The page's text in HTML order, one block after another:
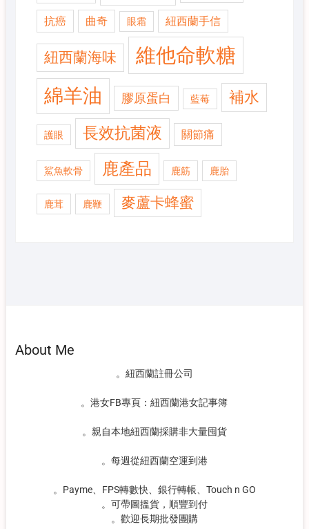
抗癌 曲奇 眼霜 紐西蘭手信
紐西蘭海味 維他命軟糖
綿羊油 膠原蛋白 藍莓 補水
護眼 長效抗菌液 關節痛
鯊魚軟骨 鹿產品 鹿筋 鹿胎
鹿茸 鹿鞭 麥蘆卡蜂蜜
About Me
。紐西蘭註冊公司
。港女FB專頁：紐西蘭港女記事簿
。親自本地紐西蘭採購非大量囤貨
。每週從紐西蘭空運到港
。Payme、FPS轉數快、銀行轉帳、Touch n GO
。可帶圖搵貨，順豐到付
。歡迎長期批發團購